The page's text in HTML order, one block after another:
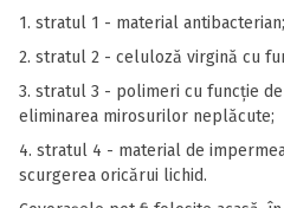
1. stratul 1 - material antibacterian;
2. stratul 2 - celuloză virgină cu
3. stratul 3 - polimeri cu funcție
eliminarea mirosurilor neplăcute;
4. stratul 4 - material de
scurgerea oricărui lichid.